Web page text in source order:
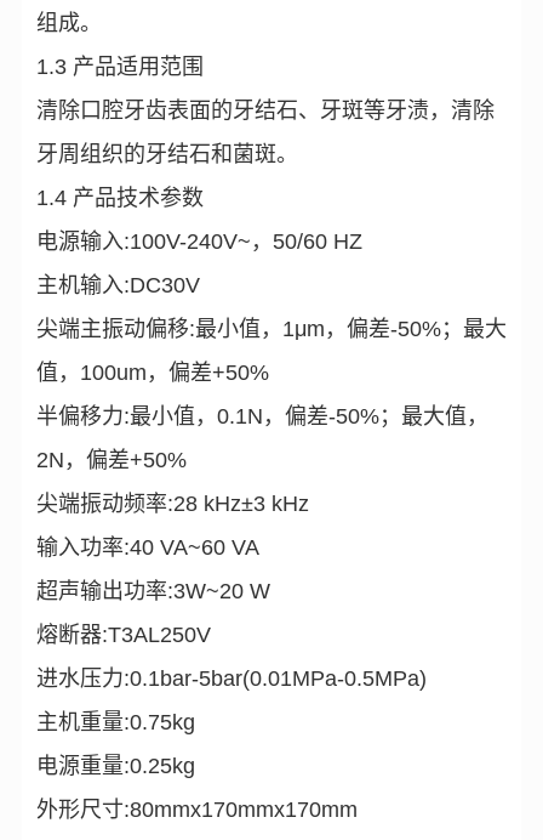
组成。
1.3 产品适用范围
清除口腔牙齿表面的牙结石、牙斑等牙渍，清除
牙周组织的牙结石和菌斑。
1.4 产品技术参数
电源输入:100V-240V~，50/60 HZ
主机输入:DC30V
尖端主振动偏移:最小值，1μm，偏差-50%；最大
值，100um，偏差+50%
半偏移力:最小值，0.1N，偏差-50%；最大值，
2N，偏差+50%
尖端振动频率:28 kHz±3 kHz
输入功率:40 VA~60 VA
超声输出功率:3W~20 W
熔断器:T3AL250V
进水压力:0.1bar-5bar(0.01MPa-0.5MPa)
主机重量:0.75kg
电源重量:0.25kg
外形尺寸:80mmx170mmx170mm